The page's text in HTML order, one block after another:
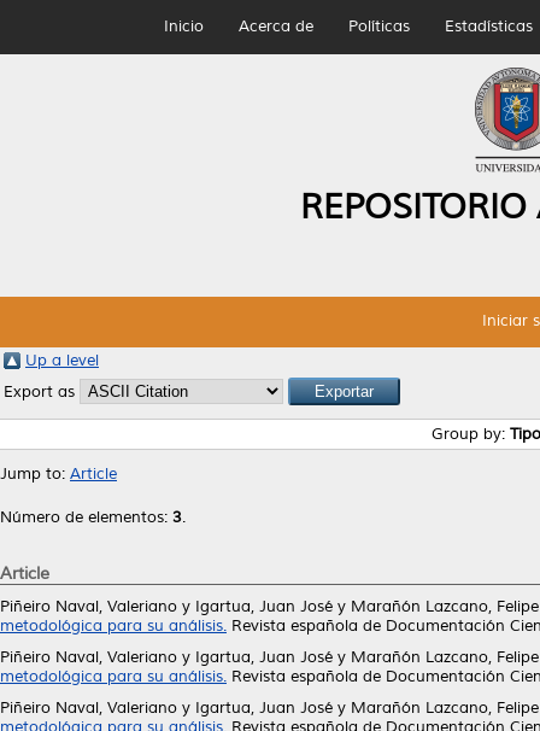
Inicio Acerca de Políticas Estadísticas
Iniciar
Up a level
Export as
Group by:
Jump to: Article
Número de elementos: 3.
Article
Piñeiro Naval, Valeriano y Igartua, Juan José y Marañón Lazcano,
metodológica para su análisis. Revista española de Documentación
Piñeiro Naval, Valeriano y Igartua, Juan José y Marañón Lazcano,
metodológica para su análisis. Revista española de Documentación
Piñeiro Naval, Valeriano y Igartua, Juan José y Marañón Lazcano,